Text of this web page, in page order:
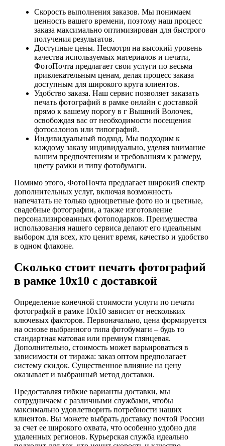
Скорость выполнения заказов. Мы понимаем
ценность вашего времени, поэтому наш процесс
заказа максимально оптимизирован для быстрого
получения результатов.
Доступные цены. Несмотря на высокий уровень
качества используемых материалов и печати,
ФотоПочта предлагает свои услуги по весьма
привлекательным ценам, делая процесс заказа
доступным для широкого круга клиентов.
Удобство заказа. Наш сервис позволяет заказать
печать фотографий в рамке онлайн с доставкой
прямо к вашему порогу в г Вышний Волочек,
освобождая вас от необходимости посещения
фотосалонов или типографий.
Индивидуальный подход. Мы подходим к
каждому заказу индивидуально, уделяя внимание
вашим предпочтениям и требованиям к размеру,
цвету рамки и типу фотобумаги.
Помимо этого, ФотоПочта предлагает широкий спектр
дополнительных услуг, включая возможность
напечатать не только одноцветные фото но и цветные,
свадебные фотографии, а также изготовление
персонализированных фотоподарков. Преимущества
использования нашего сервиса делают его идеальным
выбором для всех, кто ценит время, качество и удобство
в одном флаконе.
Сколько стоит печать фотографий
в рамке 10х10 с доставкой
Определение конечной стоимости услуги по печати
фотографий в рамке 10х10 зависит от нескольких
ключевых факторов. Первоначально, цена формируется
на основе выбранного типа фотобумаги – будь то
стандартная матовая или премиум глянцевая.
Дополнительно, стоимость может варьироваться в
зависимости от тиража: заказ оптом предполагает
систему скидок. Существенное влияние на цену
оказывает и выбранный метод доставки.
Предоставляя гибкие варианты доставки, мы
сотрудничаем с различными службами, чтобы
максимально удовлетворить потребности наших
клиентов. Вы можете выбрать доставку почтой России
за счет ее широкого охвата, что особенно удобно для
удаленных регионов. Курьерская служба идеально